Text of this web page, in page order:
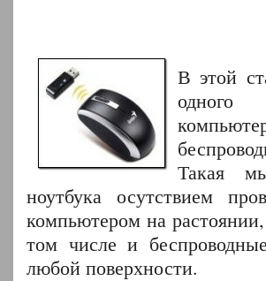
В этой
одного
Такая
ноутбука осутствием
компьютером на
том числе и
любой поверхности.